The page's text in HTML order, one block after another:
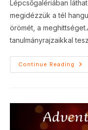
Lépcsőgalériában
megidézzük a tél
örömét, a
tanulmányrajzaikkal
Continue Reading